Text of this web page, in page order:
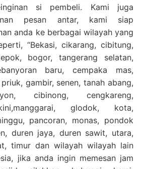
si pembeli. Kami juga
pesan antar, kami siap
anda ke berbagai wilayah yang
“Bekasi, cikarang, cibitung,
bogor, tangerang selatan,
baru, cempaka mas,
gambir, senen, tanah abang,
cibinong, cengkareng,
glodok, kota,
pancoran, monas, pondok
duren jaya, duren sawit, utara,
timur dan wilayah wilayah lain
jika anda ingin memesan jam